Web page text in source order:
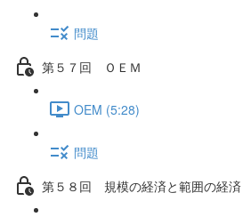
問題
第５７回 ＯＥＭ
OEM (5:28)
問題
第５８回 規模の経済と範囲の経済